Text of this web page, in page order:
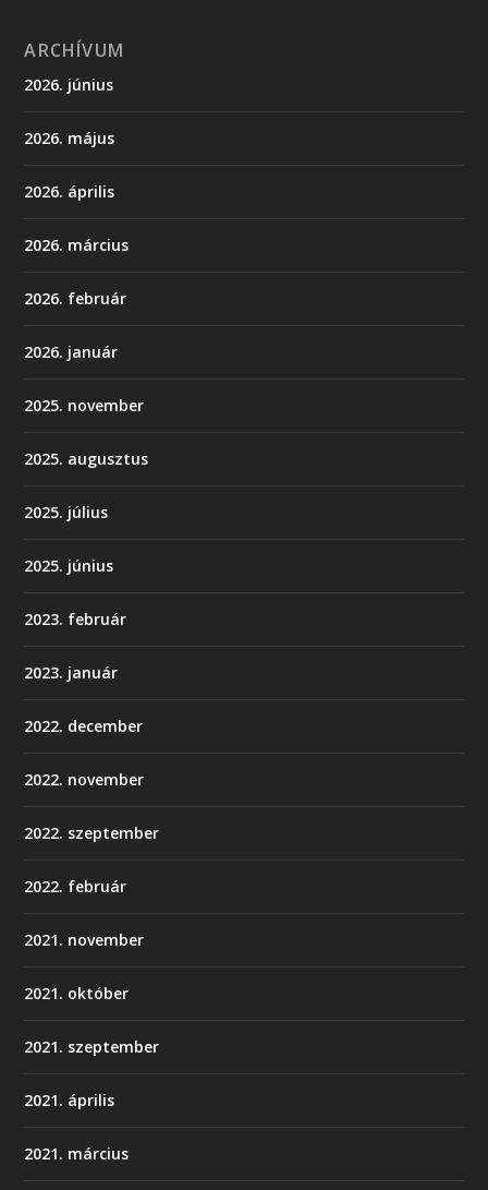
ARCHÍVUM
2026. június
2026. május
2026. április
2026. március
2026. február
2026. január
2025. november
2025. augusztus
2025. július
2025. június
2023. február
2023. január
2022. december
2022. november
2022. szeptember
2022. február
2021. november
2021. október
2021. szeptember
2021. április
2021. március